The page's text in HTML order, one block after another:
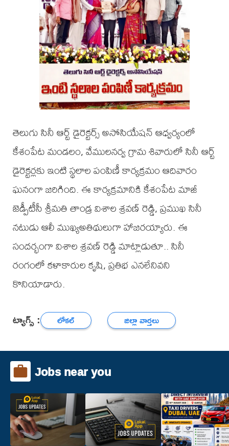
తెలుగు సినీ ఆర్ట్ డైరెక్టర్స్ అసోసియేషన్ ఆధ్వర్యంలో
కేశంపేట మండలం, వేములనర్వ గ్రామ శివారులో సినీ ఆర్ట్
డైరెక్టర్లకు ఇంటి స్థలాల పంపిణీ కార్యక్రమం ఆదివారం
ఘనంగా జరిగింది. ఈ కార్యక్రమానికి కేశంపేట మాజీ
జెడ్పీటీసీ శ్రీమతి తాండ్ర విశాల శ్రవణ్ రెడ్డి, ప్రముఖ సినీ
నటుడు ఆలీ ముఖ్యఅతిథులుగా హాజరయ్యారు. ఈ
సందర్భంగా విశాల శ్రవణ్ రెడ్డి మాట్లాడుతూ.. సినీ
రంగంలో కళాకారుల కృషి, ప్రతిభ ఎనలేనివని
కొనియాడారు.
ట్యాగ్స్ : లోకల్ జిల్లా వార్తలు
Jobs near you